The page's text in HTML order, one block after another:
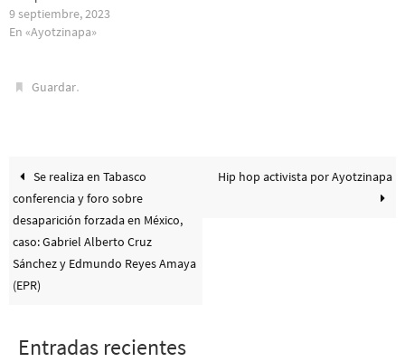
9 septiembre, 2023
En «Ayotzinapa»
Guardar.
Se realiza en Tabasco
conferencia y foro sobre
desaparición forzada en México,
caso: Gabriel Alberto Cruz
Sánchez y Edmundo Reyes Amaya
(EPR)
Hip hop activista por Ayotzinapa
Entradas recientes